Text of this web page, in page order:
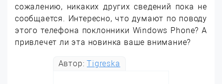
сожалению, никаких других сведений пока не
сообщается. Интересно, что думают по поводу
этого телефона поклонники Windows Phone? А
привлечет ли эта новинка ваше внимание?
Автор:Tigreska